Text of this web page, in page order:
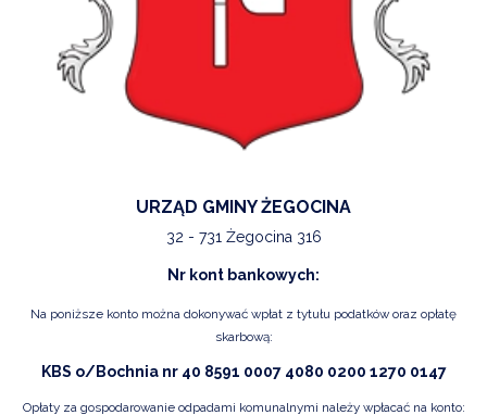
URZĄD GMINY ŻEGOCINA
32 - 731 Żegocina 316
Nr kont bankowych:
Na poniższe konto można dokonywać wpłat z tytułu podatków oraz opłatę
skarbową:
KBS o/Bochnia nr 40 8591 0007 4080 0200 1270 0147
Opłaty za gospodarowanie odpadami komunalnymi należy wpłacać na konto: